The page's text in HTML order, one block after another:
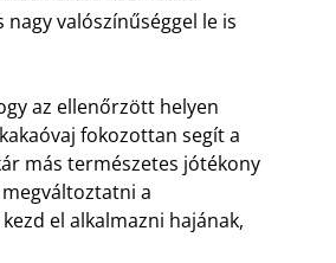
valószínűséggel le is
az ellenőrzött helyen
fokozottan segít a
más természetes jótékony
a
el alkalmazni hajának,